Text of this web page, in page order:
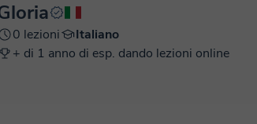
0 lezioni
Italiano
+ di 1 anno di esp. dando lezioni online